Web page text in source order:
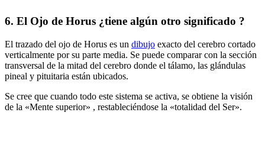
6. El Ojo de Horus ¿tiene algún otro significado ?
El trazado del ojo de Horus es un dibujo exacto del cerebro cortado
verticalmente por su parte media. Se puede comparar con la sección
transversal de la mitad del cerebro donde el tálamo, las glándulas
pineal y pituitaria están ubicados.
Se cree que cuando todo este sistema se activa, se obtiene la visión
de la «Mente superior» , restableciéndose la «totalidad del Ser».